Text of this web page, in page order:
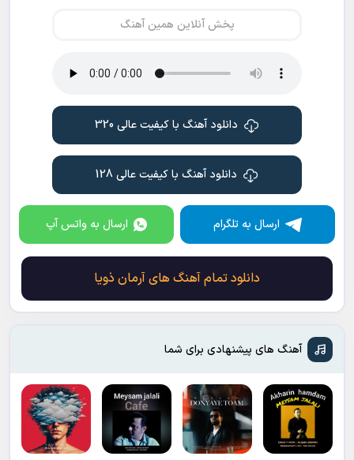
پخش آنلاین همین آهنگ
دانلود آهنگ با کیفیت عالی 320
دانلود آهنگ با کیفیت عالی 128
ارسال به تلگرام ارسال به واتس آپ
دانلود تمام آهنگ های آرمان ذویا
آهنگ های پیشنهادی برای شما